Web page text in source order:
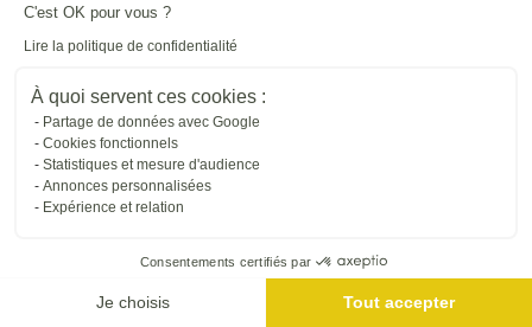
C'est OK pour vous ?
Lire la politique de confidentialité
À quoi servent ces cookies :
Partage de données avec Google
Cookies fonctionnels
Statistiques et mesure d'audience
Annonces personnalisées
Expérience et relation
Consentements certifiés par
Je choisis Tout accepter
L'UNIVERS DANIEL MOQUET
Tous nos sites internet